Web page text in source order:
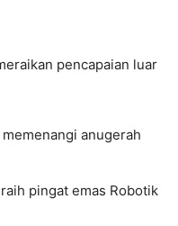
pencapaian luar
anugerah
pingat emas Robotik